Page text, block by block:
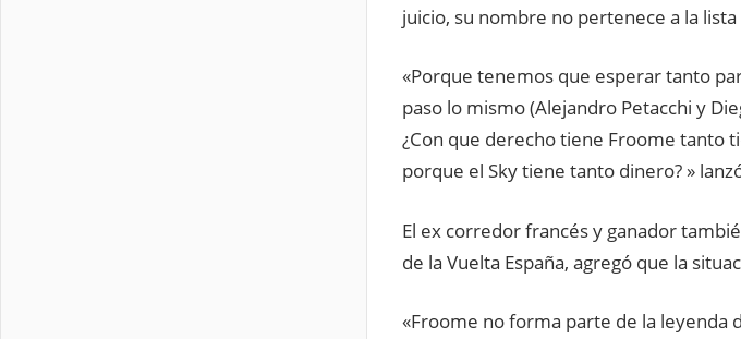
juicio, su nombre no pertenece a la
«Porque tenemos que esperar tanto
paso lo mismo (Alejandro Petacchi y
¿Con que derecho tiene Froome tanto
porque el Sky tiene tanto dinero? »
El ex corredor francés y ganador
de la Vuelta España, agregó que la
«Froome no forma parte de la leyenda